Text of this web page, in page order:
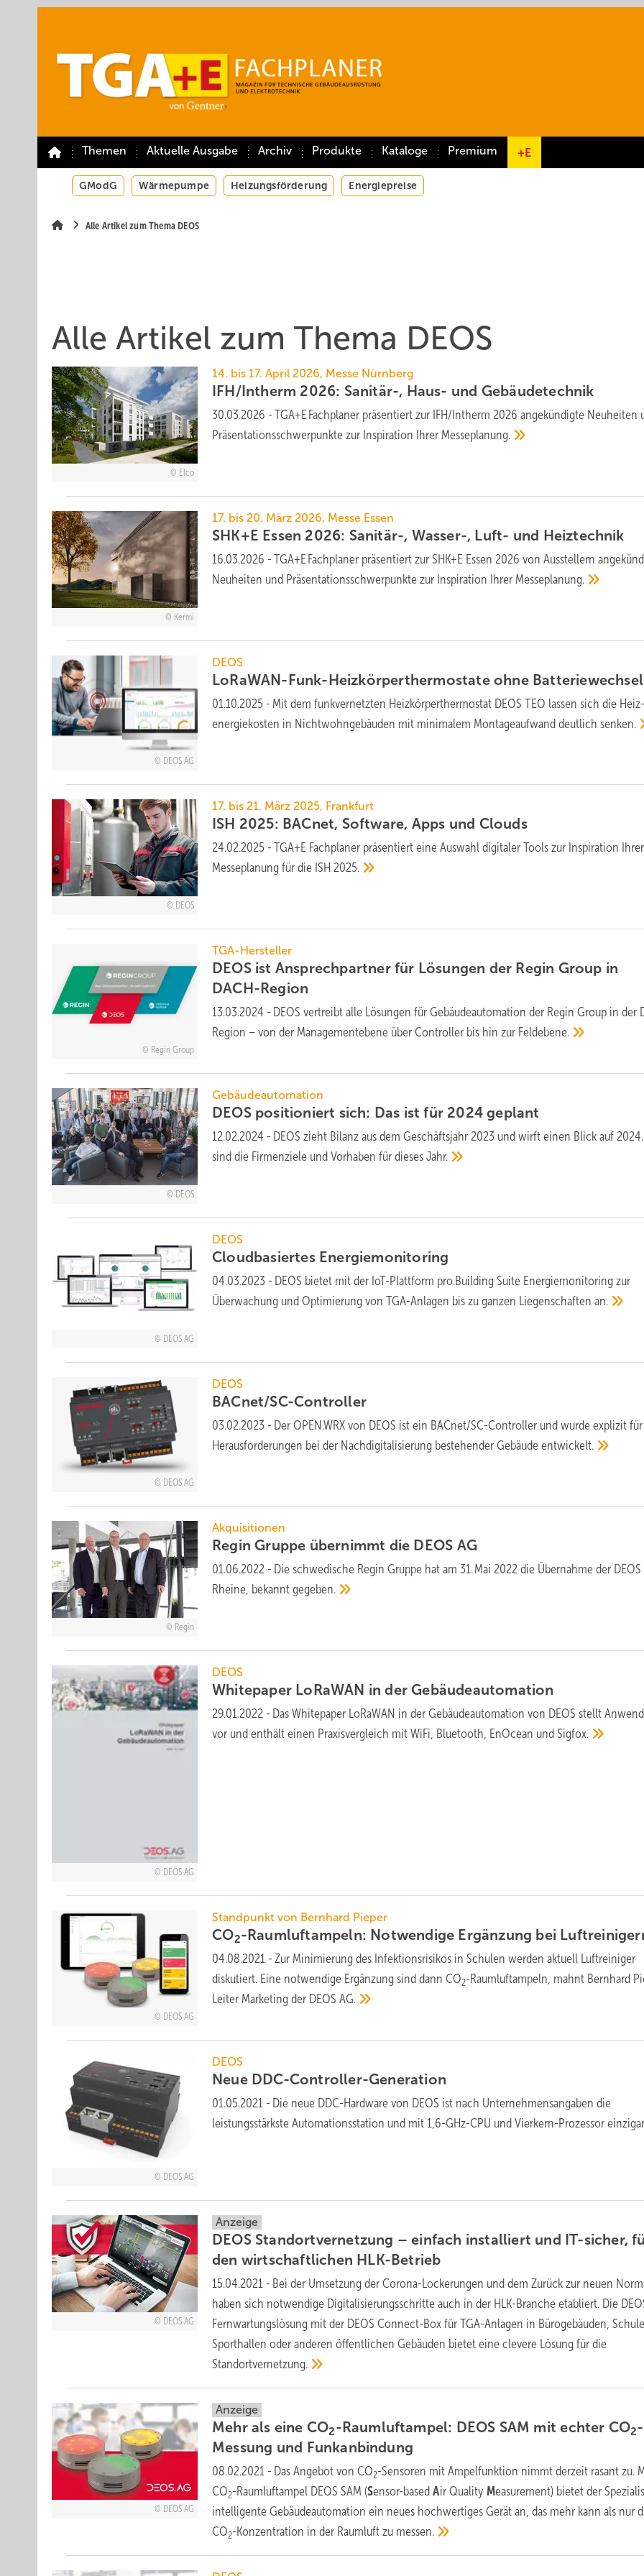
Themen Aktuelle Ausgabe Archiv Produkte Kataloge Premium +E
GModG Wärmepumpe Heizungsförderung Energiepreise
Alle Artikel zum Thema DEOS
Alle Artikel zum Thema DEOS
Elco
14. bis 17. April 2026, Messe Nürnberg
IFH/Intherm 2026: Sanitär-, Haus- und Ge­bäu­de­tech­nik
30.03.2026 - TGA+E Fachplaner prä­sen­tiert zur IFH/Intherm 2026 an­ge­kün­dig­te Neu­hei­ten
Prä­sen­ta­ti­ons­schwer­punk­te zur In­spi­ra­ti­on Ihrer Messe­pla­nung.
Kermi
17. bis 20. März 2026, Messe Essen
SHK+E Essen 2026: Sanitär-, Wasser-, Luft- und Heiztechnik
16.03.2026 - TGA+E Fachplaner prä­sen­tiert zur SHK+E Essen 2026 von Aus­stel­lern
Neu­hei­ten und Prä­sen­ta­ti­ons­schwer­punk­te zur In­spi­ra­ti­on Ihrer Messe­pla­nung.
DEOS AG
DEOS
LoRaWAN-Funk-Heizkörperthermostate ohne Batteriewechsel
01.10.2025 - Mit dem funk­ver­netzten Heiz­körper­ther­mos­tat DEOS TEO lassen sich die Heiz­
energie­kosten in Nicht­wohn­ge­bäuden mit mini­malem Montage­auf­wand deutlichsenken.
DEOS
17. bis 21. März 2025, Frankfurt
ISH 2025: BACnet, Software, Apps und Clouds
24.02.2025 - TGA+E Fachplaner präsentiert eine Auswahl digitaler Tools zur Inspiration Ihrer
Messeplanung für die ISH 2025.
Regin Group
TGA-Hersteller
DEOS ist Ansprechpartner für Lösungen der Regin Group in
DACH-Region
13.03.2024 - DEOS vertreibt alle Lösungen für Gebäudeautomation der Regin Group in der
Region – von der Managementebene über Controller bis hin zur Feldebene.
DEOS
Gebäudeautomation
DEOS positioniert sich: Das ist für 2024geplant
12.02.2024 - DEOS zieht Bilanz aus dem Geschäftsjahr 2023 und wirft einen Blick auf 2024.
sind die Firmenziele und Vorhaben für diesesJahr.
DEOS AG
DEOS
Cloudbasiertes Energiemonitoring
04.03.2023 - DEOS bietet mit der IoT-Plattform pro.Building Suite Energiemonitoring zur
Überwachung und Optimierung von TGA-Anlagen bis zu ganzen Liegenschaftenan.
DEOS AG
DEOS
BACnet/SC-Controller
03.02.2023 - Der OPEN.WRX von DEOS ist ein BACnet/SC-Controller und wurde explizit
Herausforderungen bei der Nachdigitalisierung bestehender Gebäudeentwickelt.
Regin
Akquisitionen
Regin Gruppe übernimmt die DEOS AG
01.06.2022 - Die schwedische Regin Gruppe hat am 31. Mai 2022 die Übernahme der DEOS
Rheine, bekanntgegeben.
DEOS AG
DEOS
Whitepaper LoRaWAN in derGebäudeautomation
29.01.2022 - Das Whitepaper LoRaWAN in der Gebäudeautomation von DEOS stellt
vor und enthält einen Praxisvergleich mit WiFi, Bluetooth, EnOcean undSigfox.
DEOS AG
Standpunkt von Bernhard Pieper
CO2-Raumluftampeln: Notwendige Ergänzung bei
04.08.2021 - Zur Minimierung des Infektionsrisikos in Schulen werden aktuell Luftreiniger
diskutiert. Eine notwendige Ergänzung sind dann CO2-Raumluftampeln, mahnt Bernhard
Leiter Marketing der DEOSAG.
DEOS AG
DEOS
Neue DDC-Controller-Generation
01.05.2021 - Die neue DDC-Hardware von DEOS ist nach Unternehmensangaben die
leistungsstärkste Automationsstation und mit 1,6-GHz-CPU und Vierkern-Prozessor
DEOS AG
Anzeige
DEOS Standortvernetzung – einfach installiert und IT-sicher,
den wirtschaftlichen HLK-Betrieb
15.04.2021 - Bei der Umsetzung der Corona-Lockerungen und dem Zurück zur neuen
haben sich notwendige Digitalisierungsschritte auch in der HLK-Branche etabliert. Die
Fernwartungslösung mit der DEOS Connect-Box für TGA-Anlagen in Bürogebäuden,
Sporthallen oder anderen öffentlichen Gebäuden bietet eine clevere Lösung für die
Standortvernetzung.
DEOS AG
Anzeige
Mehr als eine CO2-Raumluftampel: DEOS SAM mit echter CO2-
Messung und Funkanbindung
08.02.2021 - Das Angebot von CO2-Sensoren mit Ampelfunktion nimmt derzeit rasant zu.
CO2-Raumluftampel DEOS SAM (Sensor-basedAir Quality Measurement) bietet der
intelligente Gebäudeautomation ein neues hochwertiges Gerät an, das mehr kann als nur
CO2-Konzentration in der Raumluft zu messen.